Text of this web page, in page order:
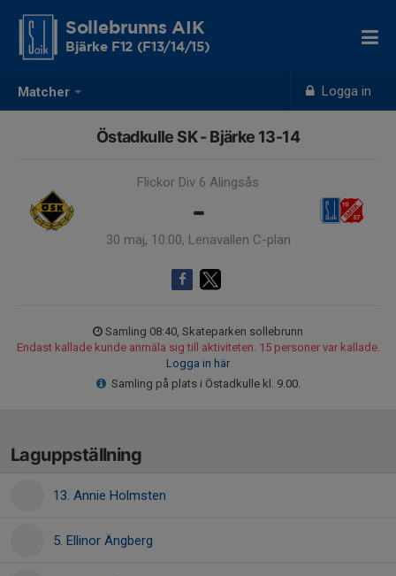
Matcher Logga in
Sollebrunns AIK
Bjärke F12 (F13/14/15)
Östadkulle SK - Bjärke 13-14
Flickor Div 6 Alingsås
-
30 maj, 10:00, Lenavallen C-plan
Samling 08:40, Skateparken sollebrunn
Endast kallade kunde anmäla sig till aktiviteten. 15 personer var kallade.
Logga in här
Samling på plats i Östadkulle kl. 9.00.
Laguppställning
13. Annie Holmsten
5. Ellinor Ängberg